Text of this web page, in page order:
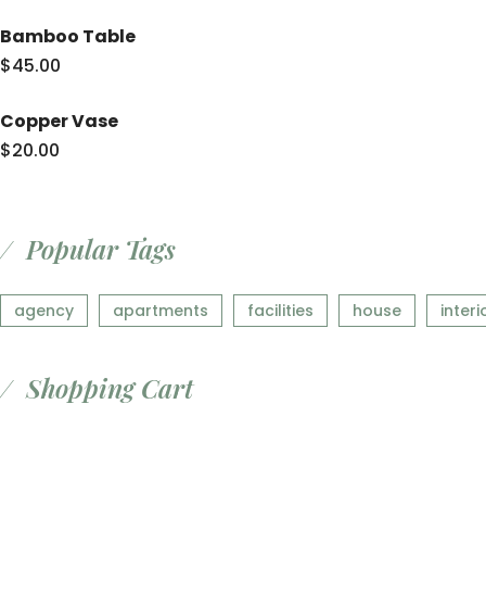
original
$40.00.
actual
Bamboo Table
$45.00
Copper Vase
$20.00
Popular Tags
agency apartments facilities house
Shopping Cart